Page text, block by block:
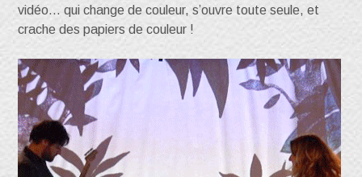
vidéo… qui change de couleur, s’ouvre toute seule, et
crache des papiers de couleur !